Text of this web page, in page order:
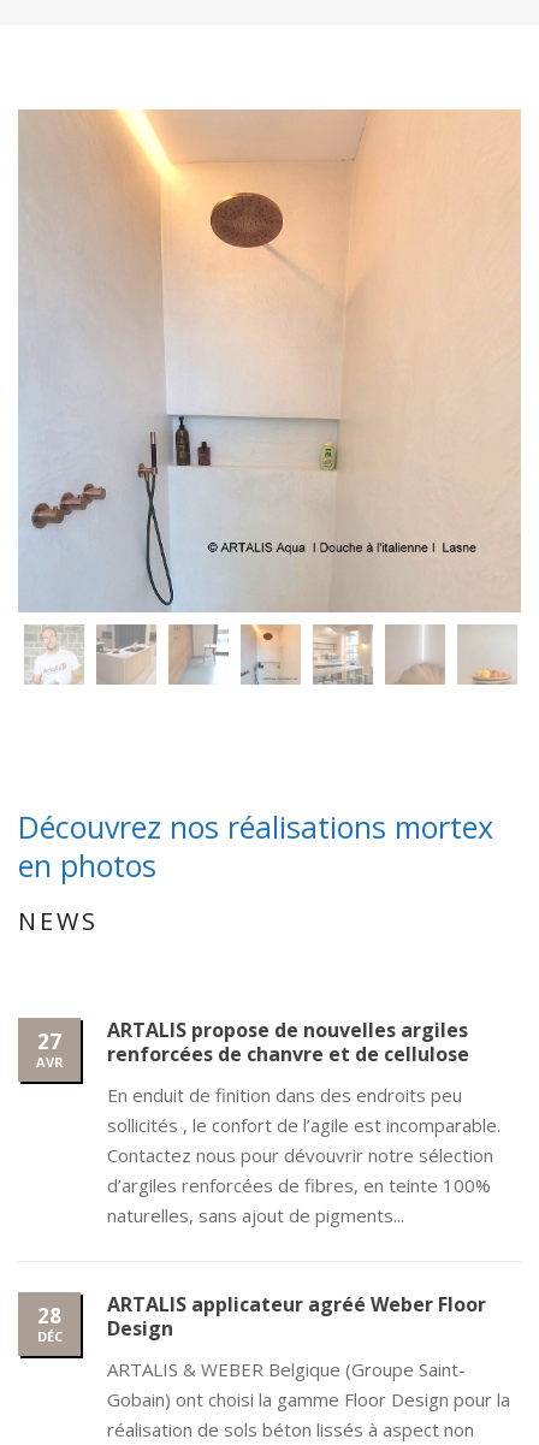
Découvrez nos réalisations mortex
en photos
NEWS
27
AVR
ARTALIS propose de nouvelles argiles
renforcées de chanvre et de cellulose
En enduit de finition dans des endroits peu
sollicités , le confort de l’agile est incomparable.
Contactez nous pour dévouvrir notre sélection
d’argiles renforcées de fibres, en teinte 100%
naturelles, sans ajout de pigments...
28
DÉC
ARTALIS applicateur agréé Weber Floor
Design
ARTALIS & WEBER Belgique (Groupe Saint-
Gobain) ont choisi la gamme Floor Design pour la
réalisation de sols béton lissés à aspect non